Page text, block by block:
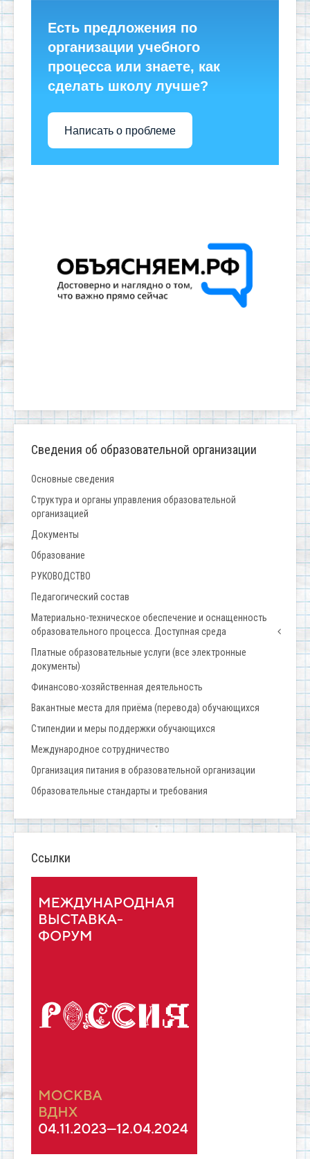
Есть предложения по
организации учебного
процесса или знаете, как
сделать школу лучше?
Написать о проблеме
Сведения об образовательной организации
Основные сведения
Структура и органы управления образовательной
организацией
Документы
Образование
РУКОВОДСТВО
Педагогический состав
Материально-техническое обеспечение и оснащенность
образовательного процесса. Доступная среда
Платные образовательные услуги (все электронные
документы)
Финансово-хозяйственная деятельность
Вакантные места для приёма (перевода) обучающихся
Стипендии и меры поддержки обучающихся
Международное сотрудничество
Организация питания в образовательной организации
Образовательные стандарты и требования
Ссылки